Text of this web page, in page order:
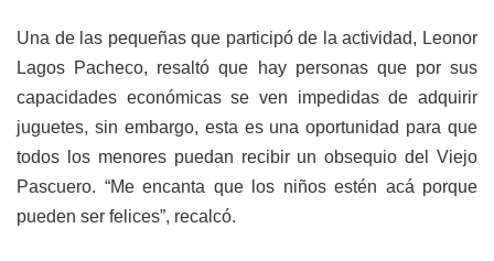
Una de las pequeñas que participó de la actividad, Leonor
Lagos Pacheco, resaltó que hay personas que por sus
capacidades económicas se ven impedidas de adquirir
juguetes, sin embargo, esta es una oportunidad para que
todos los menores puedan recibir un obsequio del Viejo
Pascuero. “Me encanta que los niños estén acá porque
pueden ser felices”, recalcó.